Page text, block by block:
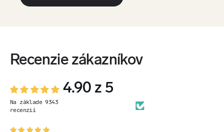
Recenzie zákazníkov
4.90 z 5
Na základe 9343
recenzií